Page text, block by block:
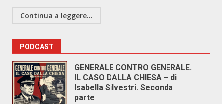
Continua a leggere...
PODCAST
GENERALE CONTRO GENERALE.
IL CASO DALLA CHIESA – di
Isabella Silvestri. Seconda
parte